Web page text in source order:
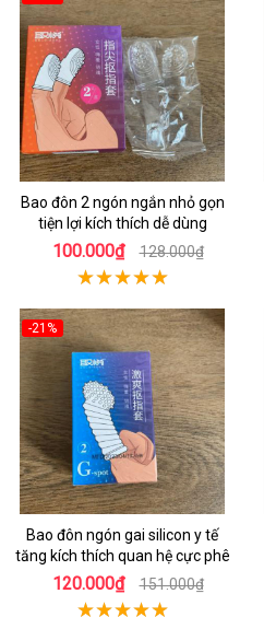
Bao đôn 2 ngón ngắn nhỏ gọn
tiện lợi kích thích dễ dùng
100.000₫ 128.000₫
-21%
Bao đôn ngón gai silicon y tế
tăng kích thích quan hệ cực phê
120.000₫ 151.000₫